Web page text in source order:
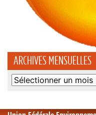
ARCHIVES MENSUELLES
Archives